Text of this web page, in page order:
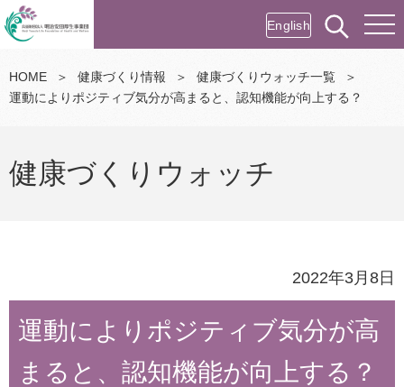
English
HOME ＞ 健康づくり情報 ＞ 健康づくりウォッチ一覧
＞
運動によりポジティブ気分が高まると、認知機能が向上する？
健康づくりウォッチ
2022年3月8日
運動によりポジティブ気分が高
まると、認知機能が向上する？